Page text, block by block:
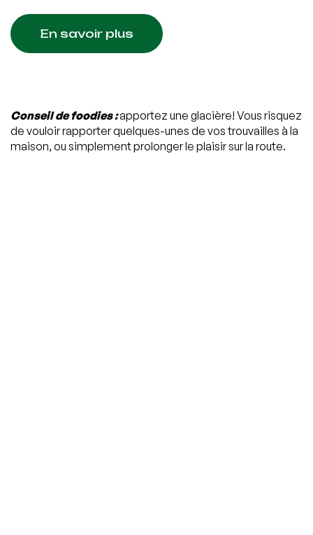
En savoir plus
Conseil de foodies :apportez une glacière! Vous risquez
de vouloir rapporter quelques-unes de vos trouvailles à la
maison, ou simplement prolonger le plaisir sur la route.